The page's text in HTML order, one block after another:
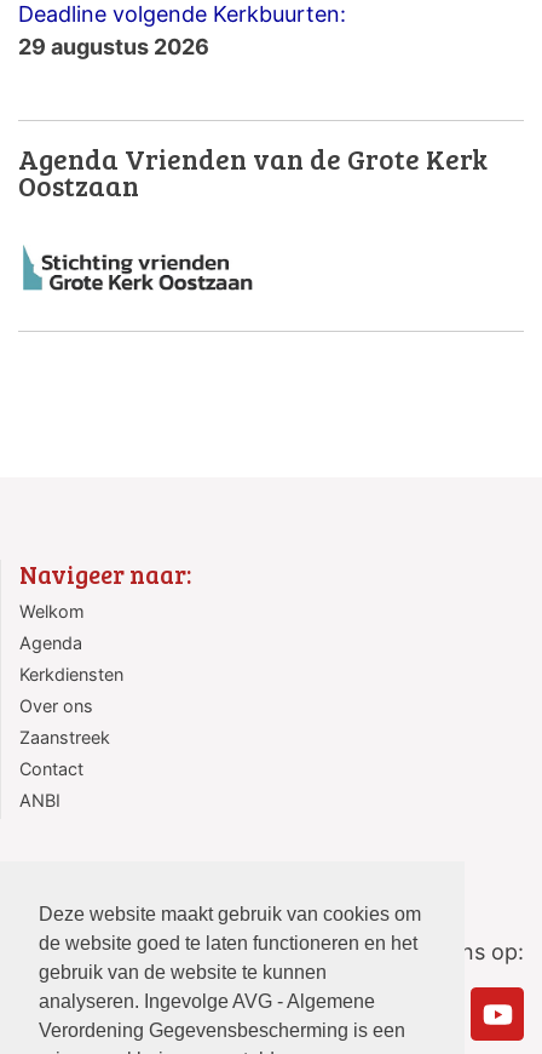
Deze website maakt gebruik van cookies om
de website goed te laten functioneren en het
gebruik van de website te kunnen
analyseren. Ingevolge AVG - Algemene
Verordening Gegevensbescherming is een
Deadline volgende Kerkbuurten:
29 augustus 2026
Agenda Vrienden van de Grote Kerk
Oostzaan
Navigeer naar:
Welkom
Agenda
Kerkdiensten
Over ons
Zaanstreek
Contact
ANBI
Volg ons op: